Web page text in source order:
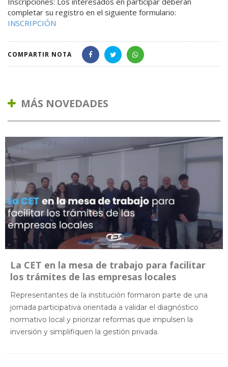
completar su registro en el siguiente formulario:
INSCRIPCIÓN
COMPARTIR NOTA
MÁS NOVEDADES
La CET en la mesa de trabajo para facilitar
los trámites de las empresas locales
Representantes de la institución formaron parte de una
jornada participativa orientada a validar el diagnóstico
normativo local y priorizar reformas que impulsen la
inversión y simplifiquen la gestión privada.